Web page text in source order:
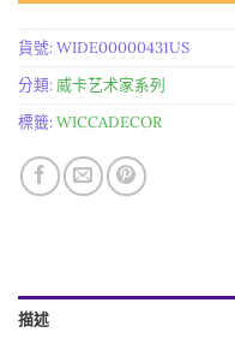
貨號:WIDE00000431US
分類: 威卡艺术家系列
標籤:WICCADECOR
描述